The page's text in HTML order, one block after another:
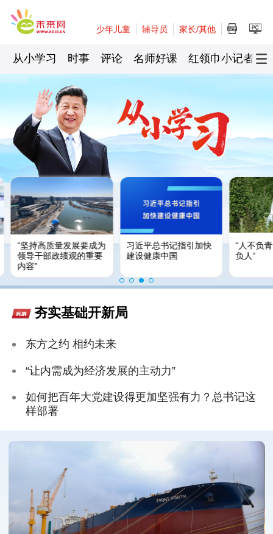
少年儿童 辅导员 家长/其他
从小学习 时事 评论 名师好课 红领巾小记者
指引加快
“人不负青山，青山定不
负人”
习言道｜走进茶园，
习近平
强调做好这篇“大
夯实基础开新局
东方之约 相约未来
“让内需成为经济发展的主动力”
如何把百年大党建设得更加坚强有力？总书记这
样部署